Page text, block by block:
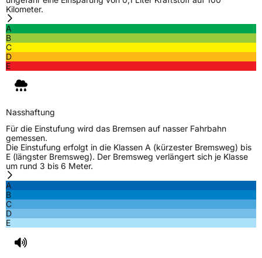
Kilometer.
A
B
C
D
E
Nasshaftung
Für die Einstufung wird das Bremsen auf nasser Fahrbahn
gemessen.
Die Einstufung erfolgt in die Klassen A (kürzester Bremsweg) bis
E (längster Bremsweg). Der Bremsweg verlängert sich je Klasse
um rund 3 bis 6 Meter.
A
B
C
D
E